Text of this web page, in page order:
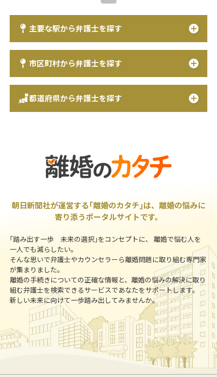
主要な駅から弁護士を探す
市区町村から弁護士を探す
都道府県から弁護士を探す
朝日新聞社が運営する｢離婚のカタチ｣は、離婚の悩みに
寄り添うポータルサイトです。
｢踏み出す一歩 未来の選択｣をコンセプトに、 離婚で悩む人を
一人でも減らしたい。
そんな思いで弁護士やカウンセラーら離婚問題に取り組む専門家
が集まりました。
離婚の手続きについての正確な情報と、離婚の悩みの解決に取り
組む弁護士を検索できるサービスであなたをサポートします。
新しい未来に向けて一歩踏み出してみませんか。